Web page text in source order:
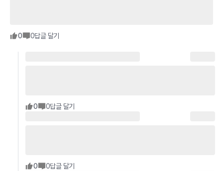
0 0답글 달기
0 0답글 달기
0 0답글 달기